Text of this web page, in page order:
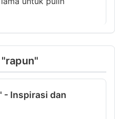
- Inspirasi dan